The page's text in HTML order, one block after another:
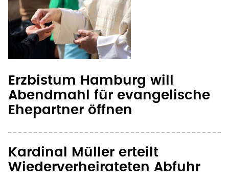
Erzbistum Hamburg will
Abendmahl für evangelische
Kardinal Müller erteilt
Geschiedenenpapier: